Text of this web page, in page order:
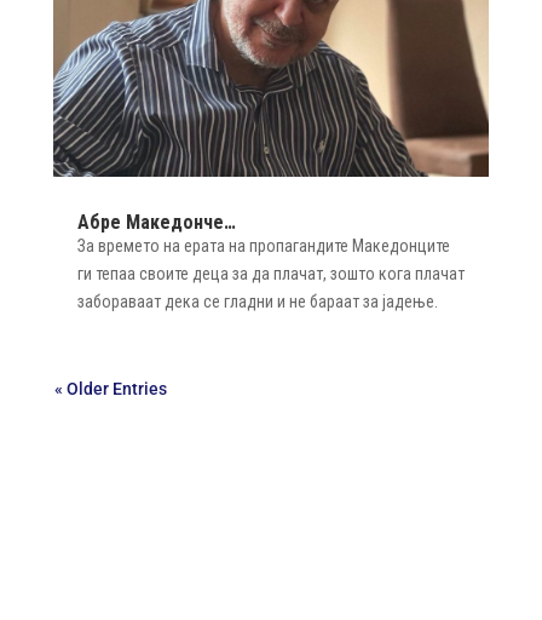
Абре Македонче…
За времето на ерата на пропагандите Македонците
ги тепаа своите деца за да плачат, зошто кога плачат
забораваат дека се гладни и не бараат за јадење.
« Older Entries